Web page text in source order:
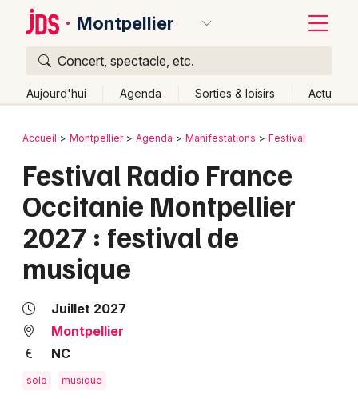
Montpellier
Concert, spectacle, etc.
Aujourd'hui Agenda Sorties & loisirs Actu
Publier un événement
Grands événements
Activité & Expérience
Manifestations
Foires & salons
Spectacles
Bordeaux
Colmar
Lille
Lyon
Marseille
Mulhouse
Retour
Accueil Montpellier Agenda Manifestations Festival
Festival Radio France
Occitanie Montpellier
2027 : festival de
musique
Juillet 2027
Montpellier
NC
solo musique
Quoi ?
Où ?
Languedoc-Roussillon
Partout
Près de moi
Changer de lieu
Quand ?
Aujourd'hui